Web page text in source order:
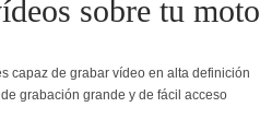
sobre tu moto
capaz de grabar vídeo en alta definición
grabación grande y de fácil acceso